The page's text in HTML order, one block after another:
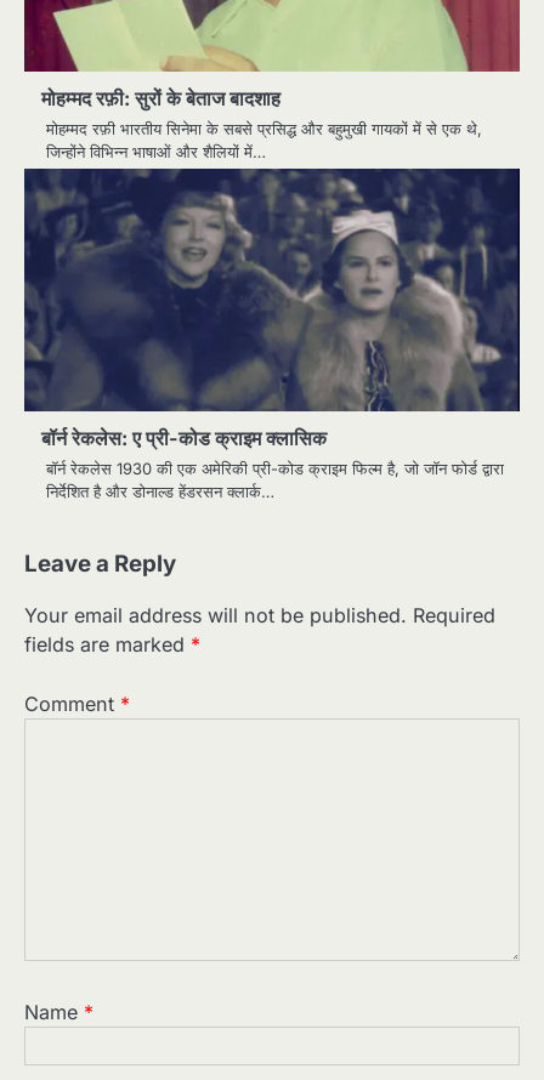
मोहम्मद रफ़ी: सुरों के बेताज बादशाह
मोहम्मद रफ़ी भारतीय सिनेमा के सबसे प्रसिद्ध और बहुमुखी गायकों में से एक थे,
जिन्होंने विभिन्न भाषाओं और शैलियों में…
बॉर्न रेकलेस: ए प्री-कोड क्राइम क्लासिक
बॉर्न रेकलेस 1930 की एक अमेरिकी प्री-कोड क्राइम फिल्म है, जो जॉन फोर्ड द्वारा
निर्देशित है और डोनाल्ड हेंडरसन क्लार्क…
Leave a Reply
Your email address will not be published. Required
fields are marked *
Comment *
Name *